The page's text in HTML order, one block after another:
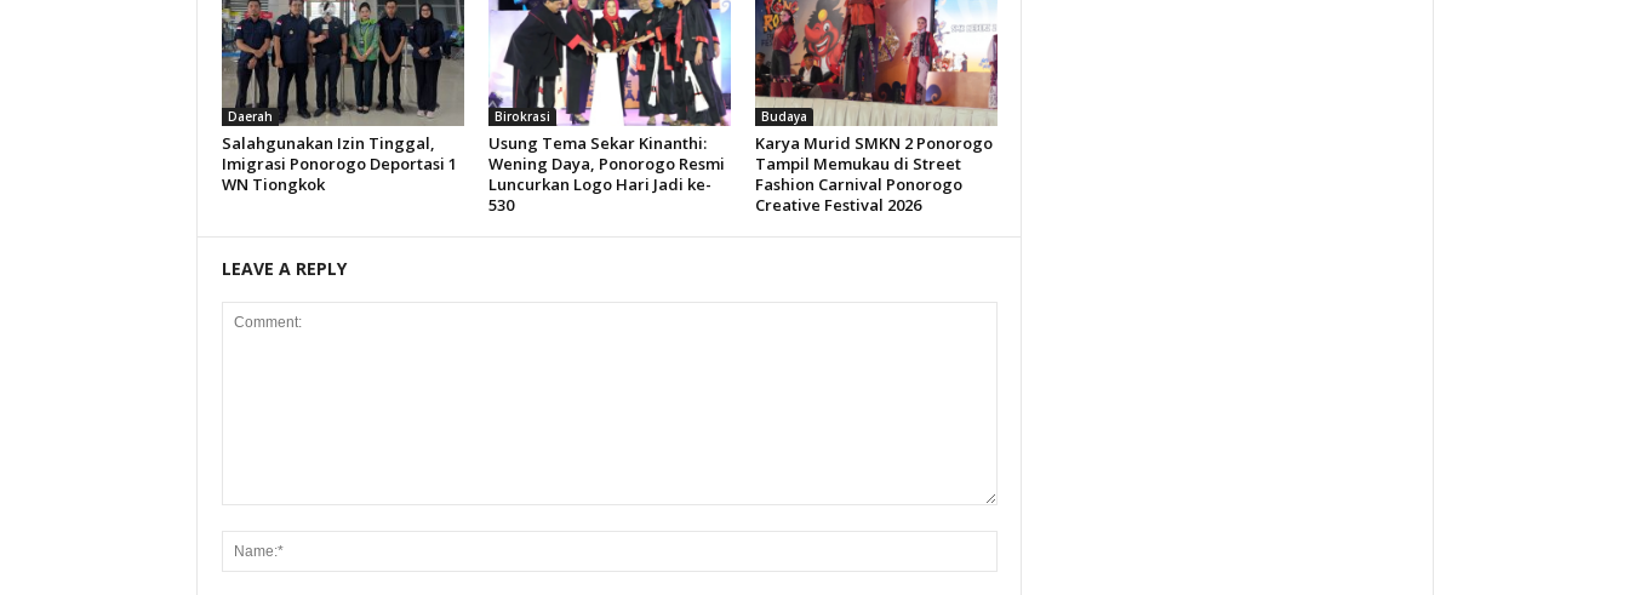
Daerah
Salahgunakan Izin Tinggal,
Imigrasi Ponorogo Deportasi 1
WN Tiongkok
Birokrasi
Usung Tema Sekar Kinanthi:
Wening Daya, Ponorogo Resmi
Luncurkan Logo Hari Jadi ke-
530
Budaya
Karya Murid SMKN 2 Ponorogo
Tampil Memukau di Street
Fashion Carnival Ponorogo
Creative Festival 2026
LEAVE A REPLY